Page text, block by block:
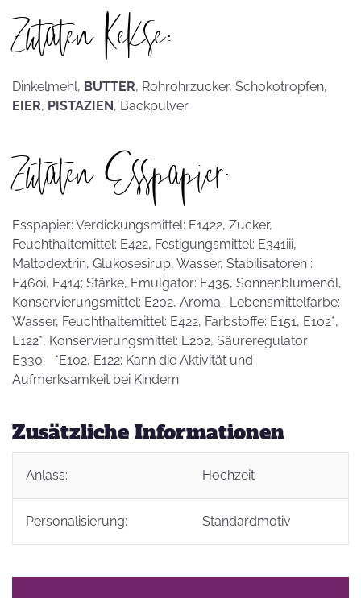
Zutaten Kekse:
Dinkelmehl, BUTTER, Rohrohrzucker, Schokotropfen,
EIER, PISTAZIEN, Backpulver
Zutaten Esspapier:
Esspapier: Verdickungsmittel: E1422, Zucker,
Feuchthaltemittel: E422, Festigungsmittel: E341iii,
Maltodextrin, Glukosesirup, Wasser, Stabilisatoren :
E460i, E414; Stärke, Emulgator: E435, Sonnenblumenöl,
Konservierungsmittel: E202, Aroma. Lebensmittelfarbe:
Wasser, Feuchthaltemittel: E422, Farbstoffe: E151, E102*,
E122*, Konservierungsmittel: E202, Säureregulator:
E330. *E102, E122: Kann die Aktivität und
Aufmerksamkeit bei Kindern
Zusätzliche Informationen
Anlass: Hochzeit
Personalisierung: Standardmotiv